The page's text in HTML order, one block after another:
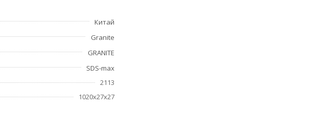
Китай
Granite
GRANITE
SDS-max
2113
1020х27х27